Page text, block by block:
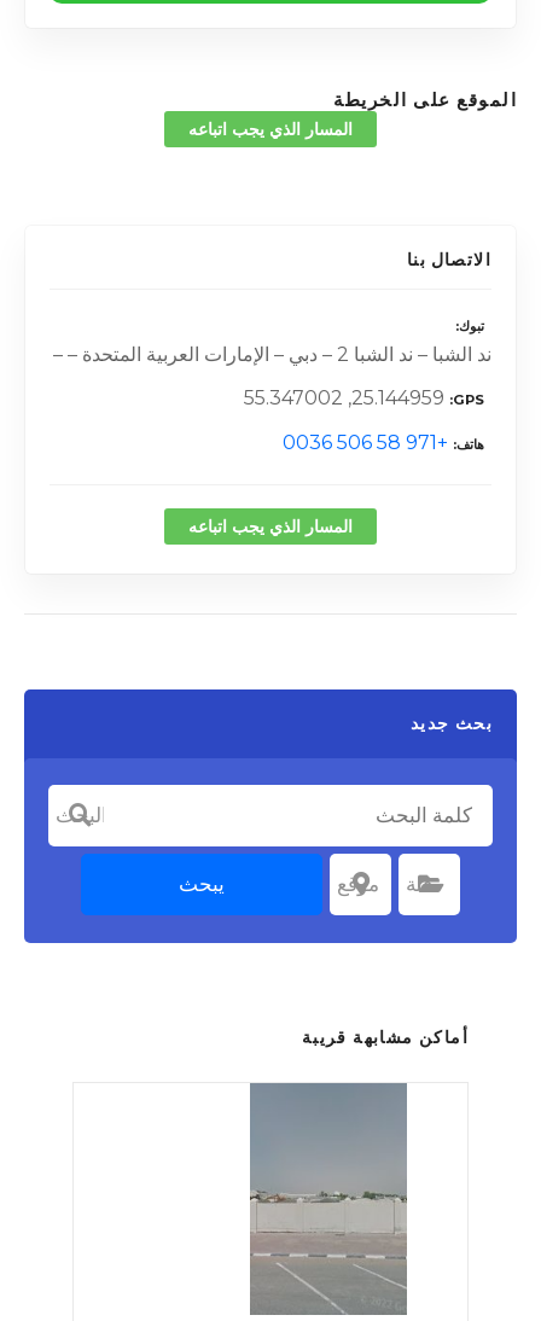
الموقع على الخريطة
المسار الذي يجب اتباعه
الاتصال بنا
تبوك
ند الشبا – ند الشبا 2 – دبي – الإمارات العربية المتحدة – –
GPS
25.144959, 55.347002
هاتف +971 58 506 0036
المسار الذي يجب اتباعه
بحث جديد
كلمة البحث
فئة
اختر الفئة موقع
اختر موقعا يبحث
أماكن مشابهة قريبة